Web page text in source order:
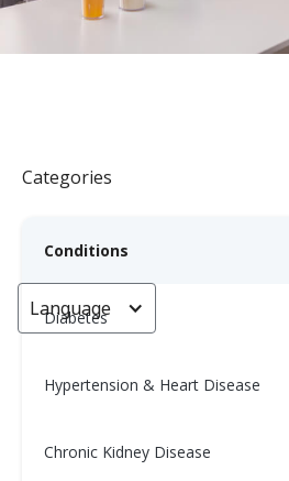
Categories
Conditions
Diabetes
Hypertension & Heart Disease
Chronic Kidney Disease
Language
人造甜味剂：到底
Hidden Risks